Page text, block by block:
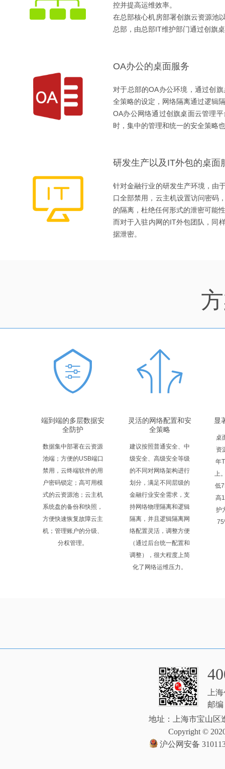
控并提高运维效率。
在总部核心机房部署创旗云资源池
总部，由总部IT维护部门通过创旗
OA办公的桌面服务
对于总部的OA办公环境，通过创
全策略的设定，网络隔离通过逻辑
OA办公网络通过创旗桌面云管理
时，集中的管理和统一的安全策略
研发生产以及IT外包的桌面
针对金融行业的研发生产环境，由
口全部禁用，云主机设置访问密码
的隔离，杜绝任何形式的泄密可能
而对于入驻内网的IT外包团队，同
据泄密。
端到端的多层数据安
全防护
数据集中部署在云资源
池端；方便的USB端口
禁用，云终端软件的用
户密码锁定；高可用模
式的云资源池；云主机
系统盘的备份和快照，
方便快速恢复故障云主
机；管理账户的分级、
分权管理。
灵活的网络配置和安
全策略
建议按照普通安全、中
级安全、高级安全等级
的不同对网络架构进行
划分，满足不同层级的
金融行业安全需求，支
持网络物理隔离和逻辑
隔离，并且逻辑隔离网
络配置灵活，调整方便
（通过后台统一配置和
调整），很大程度上简
化了网络运维压力。
显
桌
资
年
上
低
高
护
上
邮编
地址：上海市宝山区
Copyright ©
沪公网安备